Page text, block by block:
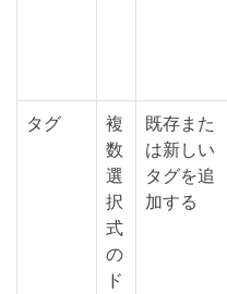
タグ
複
数
選
択
式
の
ド
既存また
は新しい
タグを追
加する